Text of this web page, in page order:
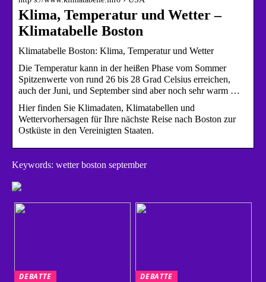
Klima, Temperatur und Wetter –
Klimatabelle Boston
Klimatabelle Boston: Klima, Temperatur und Wetter
Die Temperatur kann in der heißen Phase vom Sommer
Spitzenwerte von rund 26 bis 28 Grad Celsius erreichen,
auch der Juni, und September sind aber noch sehr warm …
Hier finden Sie Klimadaten, Klimatabellen und
Wettervorhersagen für Ihre nächste Reise nach Boston zur
Ostküste in den Vereinigten Staaten.
Keywords: wetter boston september
DEBATTE
DEBATTE